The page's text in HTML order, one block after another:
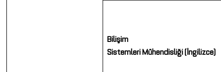
Bilişim
SistemleriMühendisliği(İngilizce)